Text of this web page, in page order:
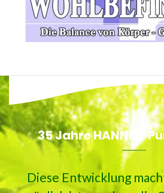
35 Jahre HANNES'
Diese Entwicklung